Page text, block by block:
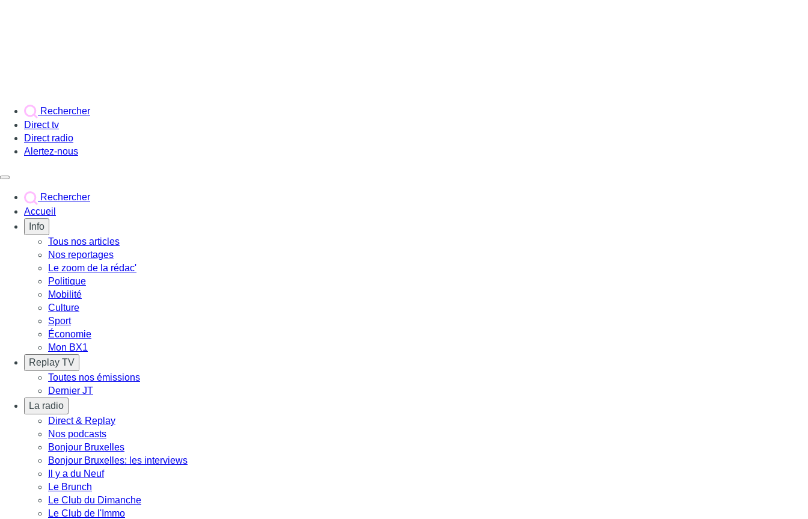
Rechercher
Direct tv
Direct radio
Alertez-nous
Rechercher
Accueil
Info
Tous nos articles
Nos reportages
Le zoom de la rédac'
Politique
Mobilité
Culture
Sport
Économie
Mon BX1
Replay TV
Toutes nos émissions
Dernier JT
La radio
Direct & Replay
Nos podcasts
Bonjour Bruxelles
Bonjour Bruxelles: les interviews
Il y a du Neuf
Le Brunch
Le Club du Dimanche
Le Club de l'Immo